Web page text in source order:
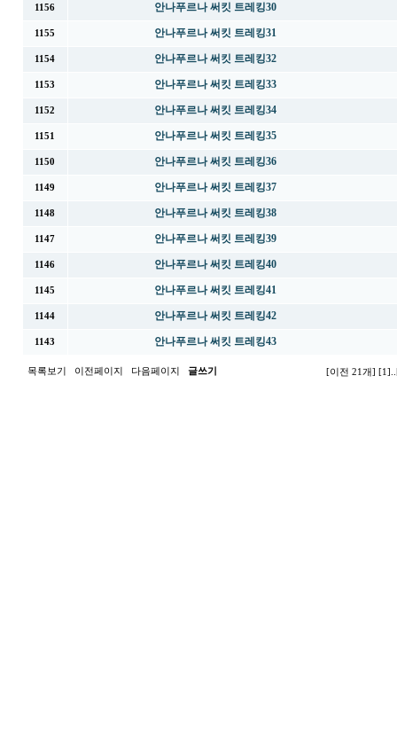
1156 안나푸르나 써킷 트레킹30
1155 안나푸르나 써킷 트레킹31
1154 안나푸르나 써킷 트레킹32
1153 안나푸르나 써킷 트레킹33
1152 안나푸르나 써킷 트레킹34
1151 안나푸르나 써킷 트레킹35
1150 안나푸르나 써킷 트레킹36
1149 안나푸르나 써킷 트레킹37
1148 안나푸르나 써킷 트레킹38
1147 안나푸르나 써킷 트레킹39
1146 안나푸르나 써킷 트레킹40
1145 안나푸르나 써킷 트레킹41
1144 안나푸르나 써킷 트레킹42
1143 안나푸르나 써킷 트레킹43
목록보기 이전페이지 다음페이지 글쓰기 [이전 21개] [1]